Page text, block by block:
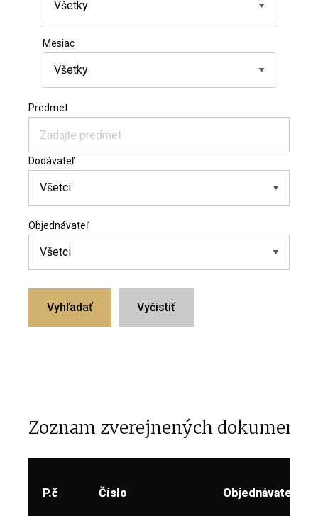
Mesiac
Predmet
Dodávateľ
Objednávateľ
Vyhľadať Vyčistiť
Zoznam zverejnených
P.č Číslo Objednávateľ